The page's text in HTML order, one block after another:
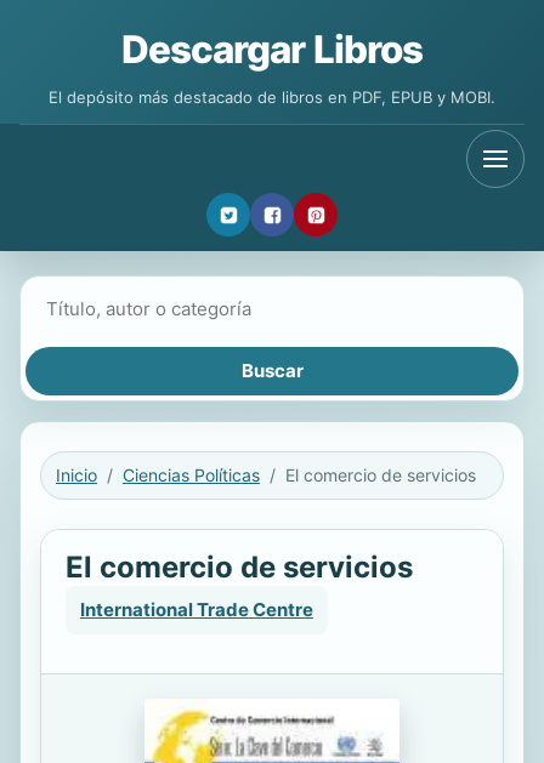
Descargar Libros
El depósito más destacado de libros en PDF, EPUB y MOBI.
Inicio Ciencias Políticas El comercio de servicios
El comercio de servicios
International Trade Centre